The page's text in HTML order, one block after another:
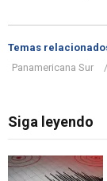
Temas
Panamericana Sur
Siga leyendo